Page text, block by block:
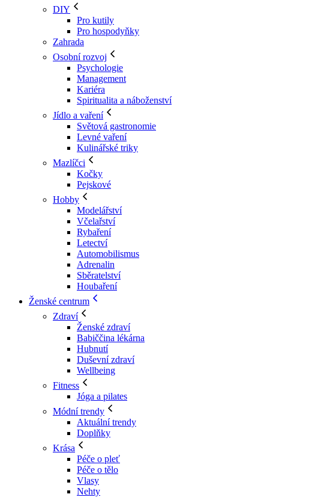
DIY
Pro kutily
Pro hospodyňky
Zahrada
Osobní rozvoj
Psychologie
Management
Kariéra
Spiritualita a náboženství
Jídlo a vaření
Světová gastronomie
Levné vaření
Kulinářské triky
Mazlíčci
Kočky
Pejskové
Hobby
Modelářství
Včelařství
Rybaření
Letectví
Automobilismus
Adrenalin
Sběratelství
Houbaření
Ženské centrum
Zdraví
Ženské zdraví
Babiččina lékárna
Hubnutí
Duševní zdraví
Wellbeing
Fitness
Jóga a pilates
Módní trendy
Aktuální trendy
Doplňky
Krása
Péče o pleť
Péče o tělo
Vlasy
Nehty